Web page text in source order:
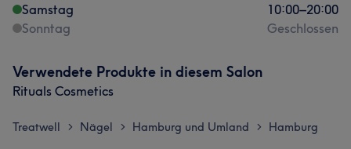
Samstag
10:00–20:00
Sonntag
Geschlossen
Verwendete Produkte in diesem Salon
Rituals Cosmetics
Treatwell > Nägel > Hamburg und Umland > Hamburg